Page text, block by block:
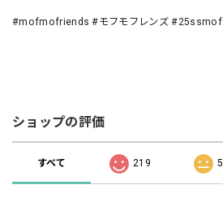
#mofmofriends #モフモフレンズ #25ssmof
ショップの評価
すべて 219 5